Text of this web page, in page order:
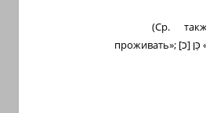
(Ср.
проживать»; [כ] כַּן